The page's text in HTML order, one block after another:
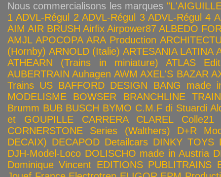
Nous commercialisons les marques
1 ADVL-Régul 2 ADVL-Régul 3 ADVL-Régul 4
AIM AIR BRUSH Airfix Airpower87 ALBEDO
AMJL APOCOPA ARA Production
(Hornby) ARNOLD (Italie) ARTESANIA LATINA
ATHEARN (Trains in miniature)
ATLAS
AUBERTRAIN Auhagen AWM AXEL'S BAZAR
Trains US BAFFORD DESIGN
BANG made
MODELISME
BOWSER
BRANCHLINE
Brumm BUB BUSCH BYMO C.M.F di Stuardi
et GOUPILLE
CARRERA CLAREL
Colle21
CORNERSTONE Series (Walthers)
D+R
DECAIX) DECAPOD Detailcars DINKY TOYS
DJH-Model-Loco DOLISCHO made in Austria
Dominique Vincent EDITIONS PUBLITRAINS